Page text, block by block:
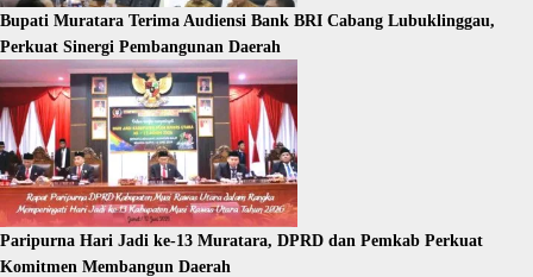
Bupati Muratara Terima Audiensi Bank BRI Cabang Lubuklinggau,
Perkuat Sinergi Pembangunan Daerah
Paripurna Hari Jadi ke-13 Muratara, DPRD dan Pemkab Perkuat
Komitmen Membangun Daerah